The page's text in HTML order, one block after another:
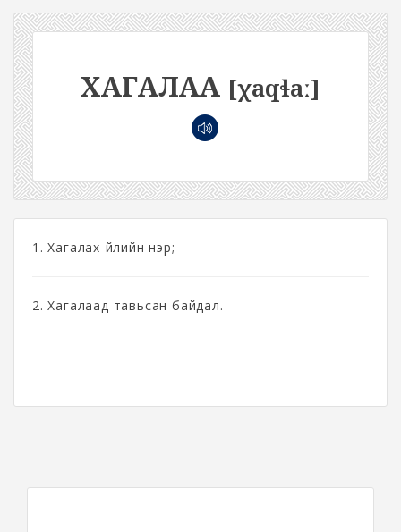
ХАГАЛАА [χaqɬaː]
1. Хагалах үйлийн нэр;
2. Хагалаад тавьсан байдал.